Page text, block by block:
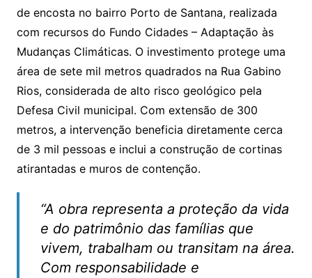
de encosta no bairro Porto de Santana, realizada
com recursos do Fundo Cidades – Adaptação às
Mudanças Climáticas. O investimento protege uma
área de sete mil metros quadrados na Rua Gabino
Rios, considerada de alto risco geológico pela
Defesa Civil municipal. Com extensão de 300
metros, a intervenção beneficia diretamente cerca
de 3 mil pessoas e inclui a construção de cortinas
atirantadas e muros de contenção.
“A obra representa a proteção da vida
e do patrimônio das famílias que
vivem, trabalham ou transitam na área.
Com responsabilidade e